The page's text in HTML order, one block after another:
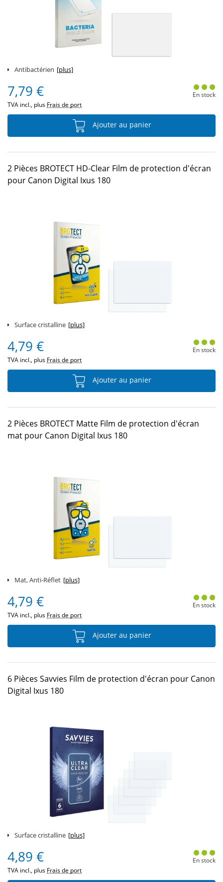
Antibactérien [plus]
7,79 €
TVA incl., plus Frais de port
En stock
Ajouter au panier
2 Pièces BROTECT HD-Clear Film de protection d'écran
pour Canon Digital Ixus 180
Surface cristalline [plus]
4,79 €
TVA incl., plus Frais de port
En stock
Ajouter au panier
2 Pièces BROTECT Matte Film de protection d'écran
mat pour Canon Digital Ixus 180
Mat, Anti-Réflet [plus]
4,79 €
TVA incl., plus Frais de port
En stock
Ajouter au panier
6 Pièces Savvies Film de protection d'écran pour Canon
Digital Ixus 180
Surface cristalline [plus]
4,89 €
TVA incl., plus Frais de port
En stock